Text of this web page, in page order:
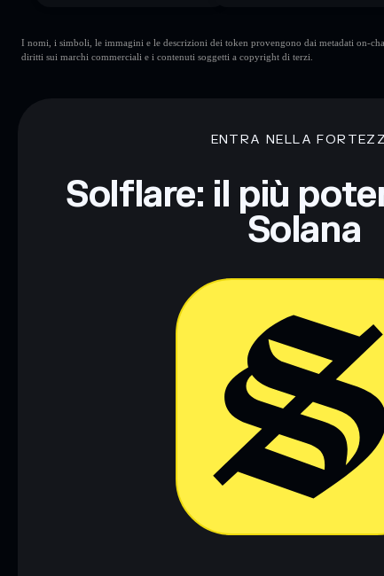
I nomi, i simboli, le immagini e le descrizioni dei token provengono dai metadati on-
diritti sui marchi commerciali e i contenuti soggetti a copyright di terzi.
ENTRA NELLA
Solflare: il più
Solana